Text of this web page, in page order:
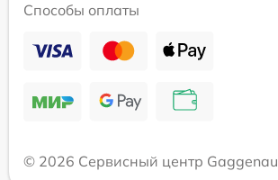
Способы оплаты
© 2026 Сервисный центр Gaggenau